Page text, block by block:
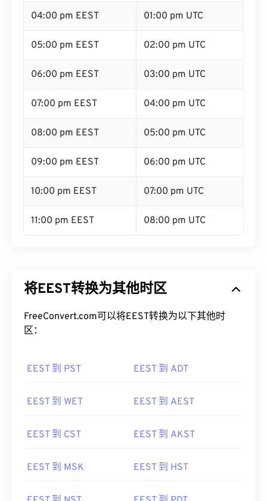
04:00 pm EEST 01:00 pm UTC
05:00 pm EEST 02:00 pm UTC
06:00 pm EEST 03:00 pm UTC
07:00 pm EEST 04:00 pm UTC
08:00 pm EEST 05:00 pm UTC
09:00 pm EEST 06:00 pm UTC
10:00 pm EEST 07:00 pm UTC
11:00 pm EEST 08:00 pm UTC
将EEST转换为其他时区
FreeConvert.com可以将EEST转换为以下其他时
区：
EEST 到 PST EEST 到 ADT
EEST 到 WET EEST 到 AEST
EEST 到 CST EEST 到 AKST
EEST 到 MSK EEST 到 HST